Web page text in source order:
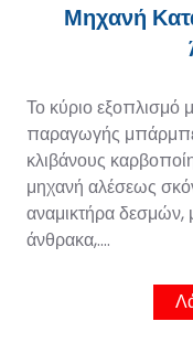
Μηχανή
Το κύριο εξοπλισμό
παραγωγής
κλιβάνους
μηχανή αλέσεως
αναμικτήρα
άνθρακα,....